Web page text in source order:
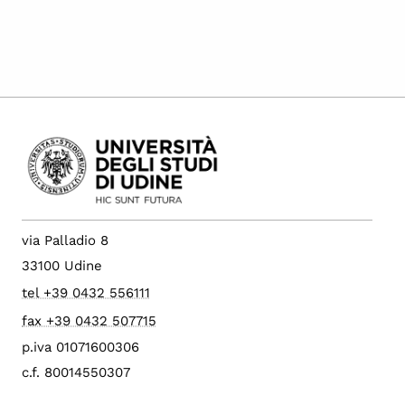
via Palladio 8
33100 Udine
tel +39 0432 556111
fax +39 0432 507715
p.iva 01071600306
c.f. 80014550307